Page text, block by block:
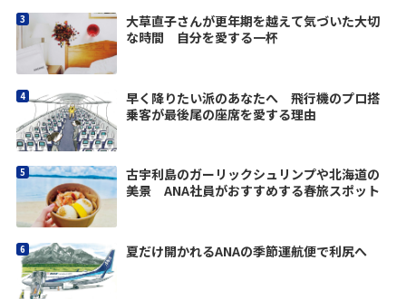
大草直子さんが更年期を越えて気づいた大切
な時間 自分を愛する一杯
早く降りたい派のあなたへ 飛行機のプロ搭
乗客が最後尾の座席を愛する理由
古宇利島のガーリックシュリンプや北海道の
美景 ANA社員がおすすめする春旅スポット
夏だけ開かれるANAの季節運航便で利尻へ